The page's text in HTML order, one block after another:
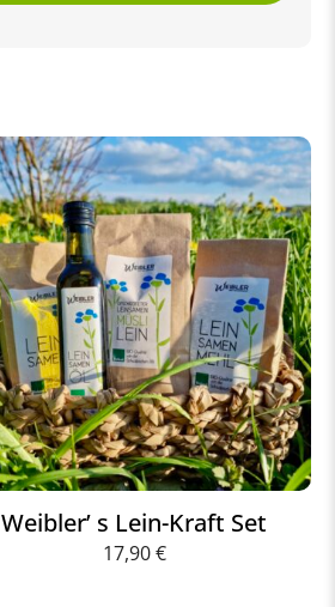
Weibler’ s Lein-Kraft Set
17,90€